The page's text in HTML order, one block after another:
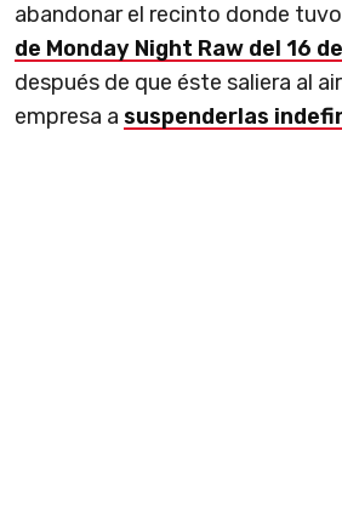
abandonar el recinto donde
de Monday Night Raw del 16
después de que éste saliera al
empresa a suspenderlas